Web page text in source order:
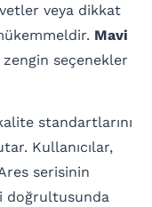
veya dikkat
Mavi
seçenekler
standartlarını
Kullanıcılar,
serisinin
doğrultusunda